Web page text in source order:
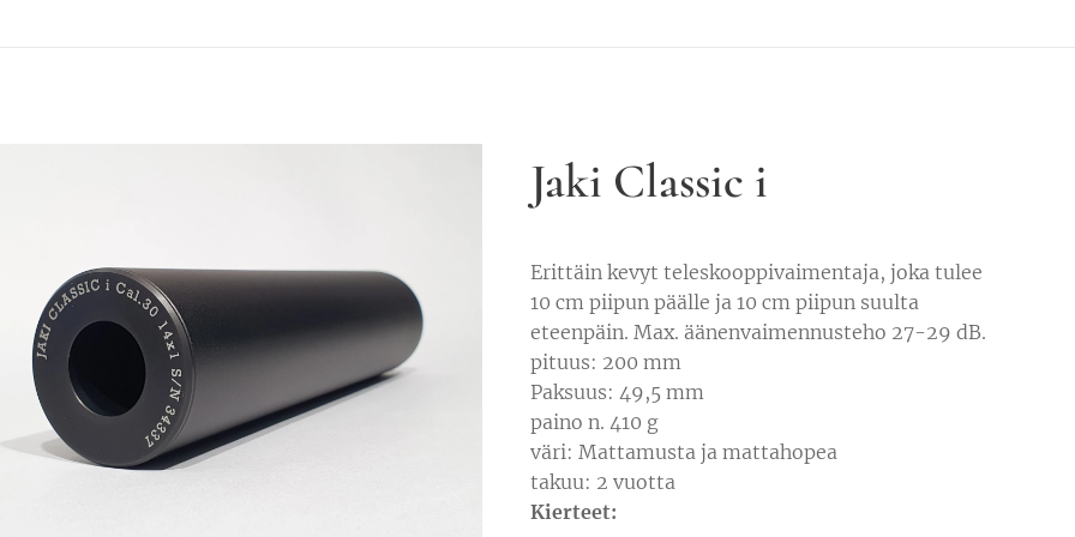
Jaki Classic i
Erittäin kevyt teleskooppivaimentaja, joka tulee
10 cm piipun päälle ja 10 cm piipun suulta
eteenpäin. Max. äänenvaimennusteho 27-29 dB.
pituus: 200 mm
Paksuus: 49,5 mm
paino n. 410 g
väri: Mattamusta ja mattahopea
takuu: 2 vuotta
Kierteet: